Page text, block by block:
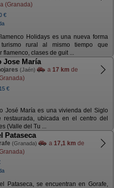
(Granada)
€
Holidays es una nueva forma
rural al mismo tiempo que
flamenco, clases de guit ...
Jose María
(Jaén) a 17 km de
15 €
José María es una vivienda del Siglo
restaurada, ubicada en el centro del
(Valle del Tu ...
Pataseca
(Granada) a 17,1 km de
Pataseca, se encuentran en Gorafe,